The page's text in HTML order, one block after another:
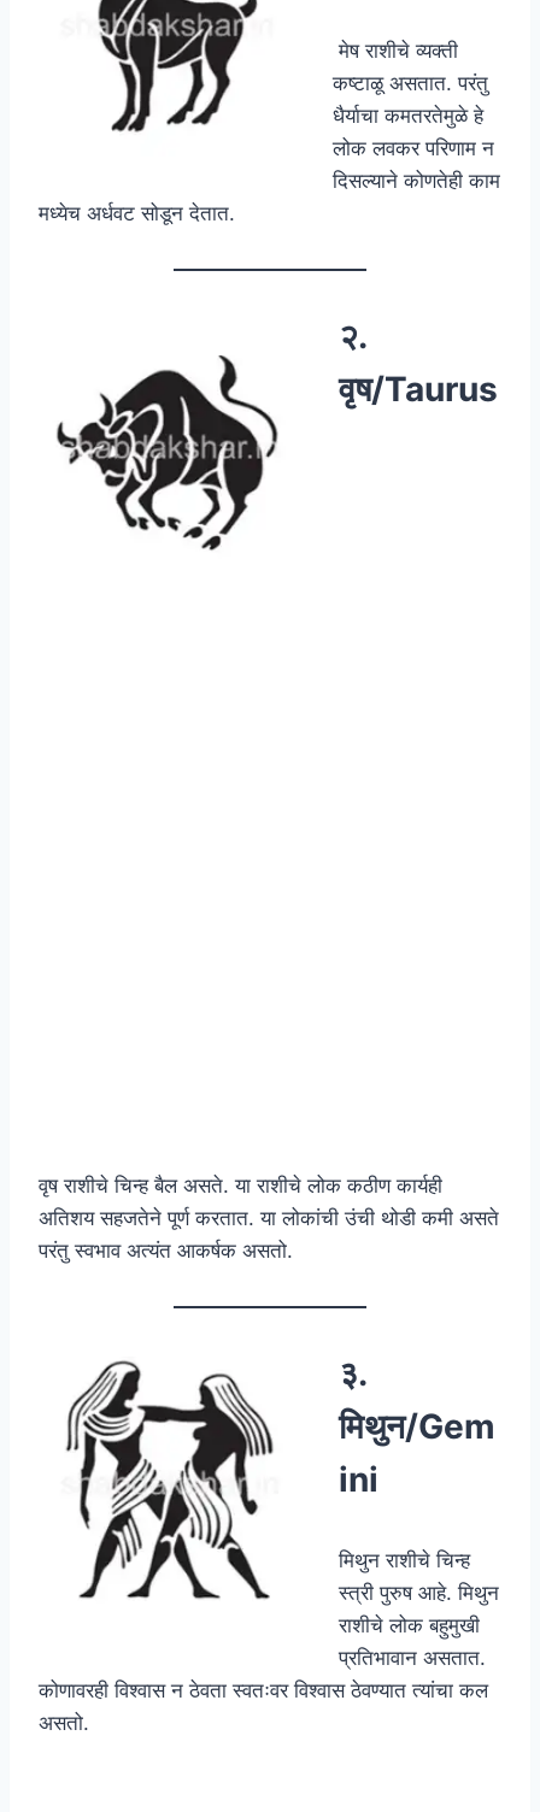
मेष राशीचे व्यक्ती
कष्टाळू असतात. परंतु
धैर्याचा कमतरतेमुळे हे
लोक लवकर परिणाम न
दिसल्याने कोणतेही काम
मध्येच अर्धवट सोडून देतात.
२.
वृष/Taurus
वृष राशीचे चिन्ह बैल असते. या राशीचे लोक कठीण कार्यही
अतिशय सहजतेने पूर्ण करतात. या लोकांची उंची थोडी कमी असते
परंतु स्वभाव अत्यंत आकर्षक असतो.
३.
मिथुन/Gem
ini
मिथुन राशीचे चिन्ह
स्त्री पुरुष आहे. मिथुन
राशीचे लोक बहुमुखी
प्रतिभावान असतात.
कोणावरही विश्वास न ठेवता स्वतःवर विश्वास ठेवण्यात त्यांचा कल
असतो.